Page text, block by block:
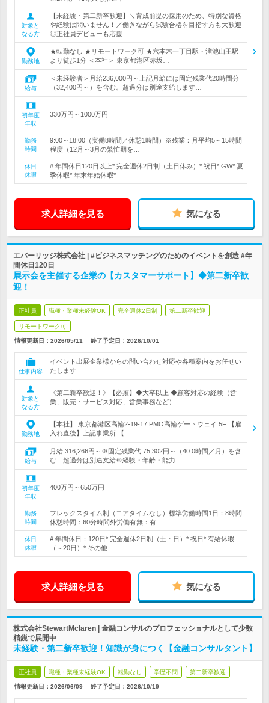
対象と
なる方
【未経験・第二新卒歓迎】＼育成前提の採用のため、特別な資格
や経験は問いません！／働きながら試験合格を目指す方も大歓迎
◎正社員デビューも応援
勤務地
★転勤なし ★リモートワーク可 ★六本木一丁目駅・溜池山王駅
より徒歩1分 ＜本社＞ 東京都港区赤坂…
給与
＜未経験者＞月給236,000円～上記月給には固定残業代20時間分
（32,400円～）を含む。超過分は別途支給します…
初年度
年収
330万円～1000万円
勤務
時間
9:00～18:00（実働8時間／休憩1時間）※残業：月平均5～15時間
程度（12月～3月の繁忙期を…
休日
休暇
# 年間休日120日以上* 完全週休2日制（土日休み）* 祝日* GW* 夏
季休暇* 年末年始休暇*…
求人詳細を見る 気になる
エバーリッジ株式会社 | #ビジネスマッチングのためのイベントを創造 #年
間休日120日
展示会を主催する企業の【カスタマーサポート】◆第二新卒歓
迎！
正社員 職種・業種未経験OK 完全週休2日制 第二新卒歓迎
リモートワーク可
情報更新日：2026/05/11 終了予定日： 2026/10/01
仕事内容
イベント出展企業様からの問い合わせ対応や各種案内をお任せい
たします
対象と
なる方
《第二新卒歓迎！》【必須】◆大卒以上 ◆顧客対応の経験（営
業、販売・サービス対応、営業事務など）
勤務地
【本社】 東京都港区高輪2-19-17 PMO高輪ゲートウェイ 5F 【雇
入れ直後】上記事業所 【…
給与
月給 316,266円～※固定残業代 75,302円～（40.0時間／月）を含
む 超過分は別途支給※経験・年齢・能力…
初年度
年収
400万円～650万円
勤務
時間
フレックスタイム制（コアタイムなし）標準労働時間1日：8時間
休憩時間：60分時間外労働有無：有
休日
休暇
# 年間休日：120日* 完全週休2日制（土・日）* 祝日* 有給休暇
（～20日）* その他
求人詳細を見る 気になる
株式会社StewartMclaren | 金融コンサルのプロフェッショナルとして少数
精鋭で展開中
未経験・第二新卒歓迎！知識が身につく【金融コンサルタント】
正社員 職種・業種未経験OK 転勤なし 学歴不問 第二新卒歓迎
情報更新日：2026/06/09 終了予定日： 2026/10/19